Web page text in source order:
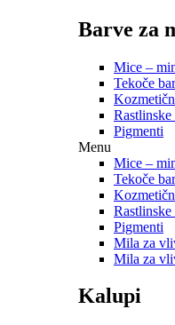
Barve za
Mice –
Tekoče
Rastlinske
Pigmenti
Menu
Mice –
Tekoče
Rastlinske
Pigmenti
Mila za
Mila za
Kalupi